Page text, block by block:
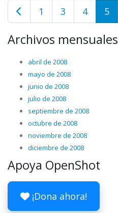
1 3 4 5
Archivos mensuales
abril de 2008
mayo de 2008
junio de 2008
julio de 2008
septiembre de 2008
octubre de 2008
noviembre de 2008
diciembre de 2008
Apoya OpenShot
¡Dona ahora!